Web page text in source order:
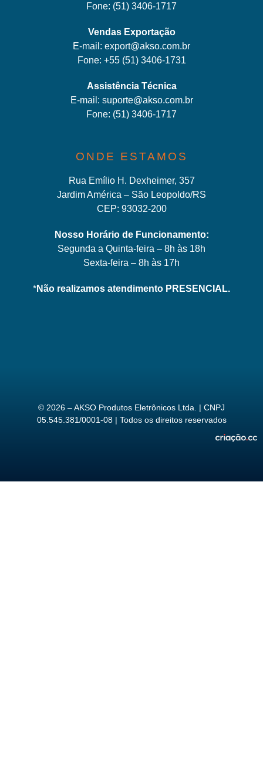
Fone: (51) 3406-1717
Vendas Exportação
E-mail: export@akso.com.br
Fone: +55 (51) 3406-1731
Assistência Técnica
E-mail: suporte@akso.com.br
Fone: (51) 3406-1717
ONDE ESTAMOS
Rua Emílio H. Dexheimer, 357
Jardim América – São Leopoldo/RS
CEP: 93032-200
Nosso Horário de Funcionamento:
Segunda a Quinta-feira – 8h às 18h
Sexta-feira – 8h às 17h
*Não realizamos atendimento PRESENCIAL.
© 2026 – AKSO Produtos Eletrônicos Ltda. | CNPJ
05.545.381/0001-08 | Todos os direitos reservados